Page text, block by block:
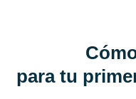
para tu